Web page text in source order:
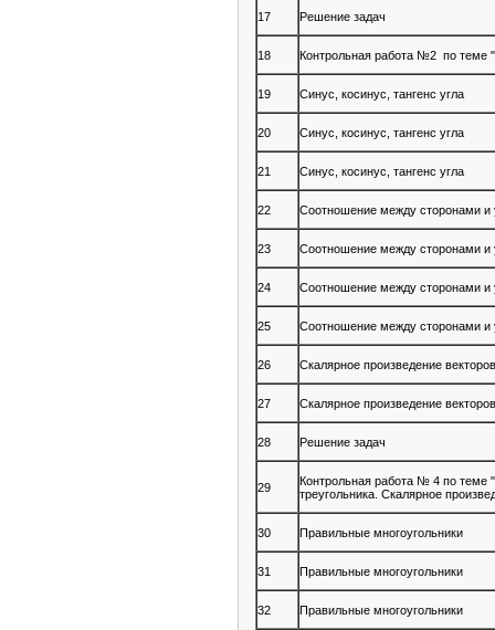
17 Решение задач
18 Контрольная работа №2 по теме
19 Синус, косинус, тангенс угла
20 Синус, косинус, тангенс угла
21 Синус, косинус, тангенс угла
22 Соотношение между сторонами и
23 Соотношение между сторонами и
24 Соотношение между сторонами и
25 Соотношение между сторонами и
26 Скалярное произведение векторов
27 Скалярное произведение векторов
28 Решение задач
29
Контрольная работа № 4 по теме
треугольника. Скалярное
30 Правильные многоугольники
31 Правильные многоугольники
32 Правильные многоугольники